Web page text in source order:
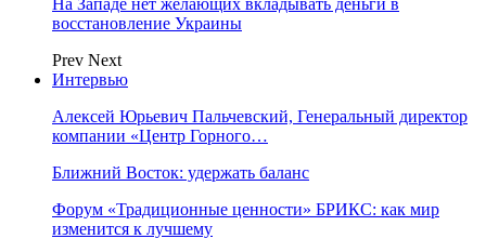
На Западе нет желающих вкладывать деньги в
восстановление Украины
Prev Next
Интервью
Алексей Юрьевич Пальчевский, Генеральный директор
компании «Центр Горного…
Ближний Восток: удержать баланс
Форум «Традиционные ценности» БРИКС: как мир
изменится к лучшему